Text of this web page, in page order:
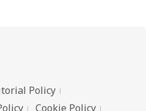
Policy
Cookie Policy